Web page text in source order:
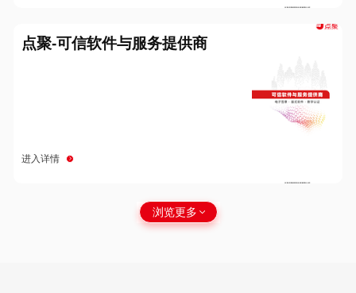
点聚-可信软件与服务提供商
进入详情
浏览更多